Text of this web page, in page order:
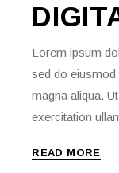
Lorem ipsum
sed do eiusmod
magna aliqua.
exercitation
READ MORE